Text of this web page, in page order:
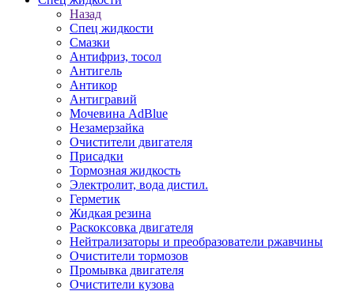
Назад
Спец жидкости
Смазки
Антифриз, тосол
Антигель
Антикор
Антигравий
Мочевина AdBlue
Незамерзайка
Очистители двигателя
Присадки
Тормозная жидкость
Электролит, вода дистил.
Герметик
Жидкая резина
Раскоксовка двигателя
Нейтрализаторы и преобразователи ржавчины
Очистители тормозов
Промывка двигателя
Очистители кузова